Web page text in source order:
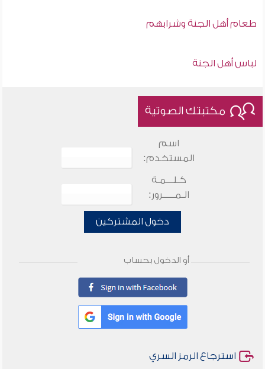
طعام أهل الجنة وشرابهم
لباس أهل الجنة
مكتبتك الصوتية
اسم
المستخدم:
كـلـــمـة
الـمـــــرور:
دخول المشتركين
أو الدخول بحساب
استرجاع الرمز السري